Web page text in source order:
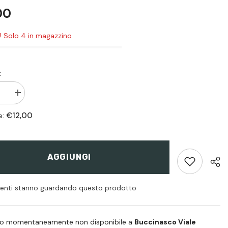
4 in magazzino
Aumenta
quantità
per
Switch
€12,00
AGGIUNGI
stanno guardando questo prodotto
momentaneamente non disponibile a Buccinasco Viale